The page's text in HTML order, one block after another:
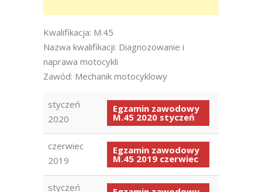
Kwalifikacja: M.45
Nazwa kwalifikacji: Diagnozowanie i
naprawa motocykli
Zawód: Mechanik motocyklowy
styczeń
2020
Egzamin zawodowy
M.45 2020 styczeń
czerwiec
2019
Egzamin zawodowy
M.45 2019 czerwiec
styczeń